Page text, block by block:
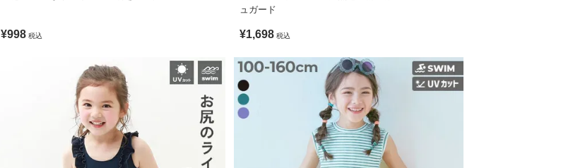
¥998 税込
ュガード
¥1,698 税込